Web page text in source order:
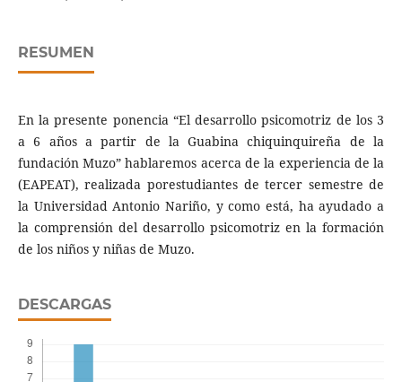
RESUMEN
En la presente ponencia “El desarrollo psicomotriz de los 3
a 6 años a partir de la Guabina chiquinquireña de la
fundación Muzo” hablaremos acerca de la experiencia de la
(EAPEAT), realizada porestudiantes de tercer semestre de
la Universidad Antonio Nariño, y como está, ha ayudado a
la comprensión del desarrollo psicomotriz en la formación
de los niños y niñas de Muzo.
DESCARGAS